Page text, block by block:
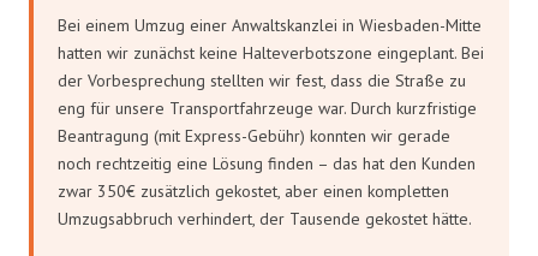
Bei einem Umzug einer Anwaltskanzlei in Wiesbaden-Mitte
hatten wir zunächst keine Halteverbotszone eingeplant. Bei
der Vorbesprechung stellten wir fest, dass die Straße zu
eng für unsere Transportfahrzeuge war. Durch kurzfristige
Beantragung (mit Express-Gebühr) konnten wir gerade
noch rechtzeitig eine Lösung finden – das hat den Kunden
zwar 350€ zusätzlich gekostet, aber einen kompletten
Umzugsabbruch verhindert, der Tausende gekostet hätte.